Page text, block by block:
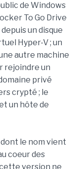
de Windows
To Go Drive
un disque
Hyper-V ; un
autre machine
rejoindre un
privé
crypté ; le
un hôte de
le nom vient
coeur des
version ne